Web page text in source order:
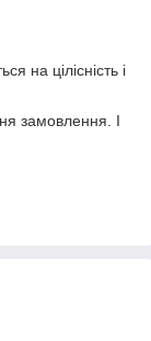
на цілісність і
замовлення. І